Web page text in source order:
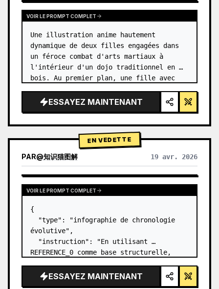
VOIR LE PROMPT COMPLET
Une illustration anime hautement
dynamique de deux filles engagées dans
un féroce combat d'arts martiaux à
l'intérieur d'un dojo traditionnel en
bois. Au premier plan, une fille avec
default="des cheveux noirs en chignon
haut…
ESSAYEZ MAINTENANT
EN VEDETTE
PAR@知识猫图解 19 avr. 2026
VOIR LE PROMPT COMPLET
{
  "type": "infographie de chronologie
évolutive",
  "instruction": "En utilisant
REFERENCE_0 comme base structurelle,
une infographie 3D hautement réaliste.
Remplacez les rampes lisses par des
ESSAYEZ MAINTENANT